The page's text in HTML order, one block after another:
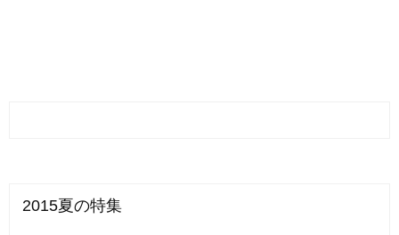
2015夏の特集